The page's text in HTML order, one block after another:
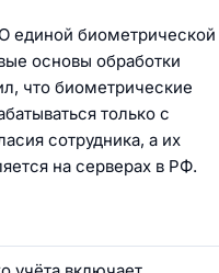
единой биометрической
основы обработки
что биометрические
только с
сотрудника, а их
на серверах в РФ.